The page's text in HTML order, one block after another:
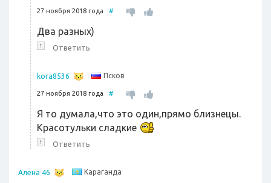
27 ноября 2018 года #
Два разных)
↑ Ответить
kora8536 Псков
27 ноября 2018 года #
Я то думала,что это один,прямо близнецы.
Красотульки сладкие
↑ Ответить
Алена 46 Караганда